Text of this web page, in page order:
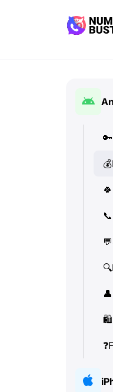
🔑
💰
🍀
📞
💬
🔍
👤
🛍
❓